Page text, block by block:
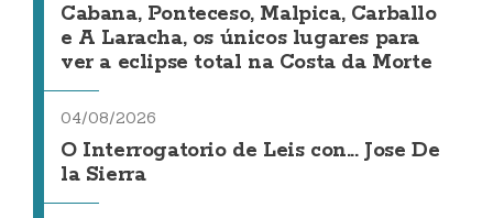
Cabana, Ponteceso, Malpica, Carballo
e A Laracha, os únicos lugares para
ver a eclipse total na Costa da Morte
04/08/2026
O Interrogatorio de Leis con... Jose De
la Sierra